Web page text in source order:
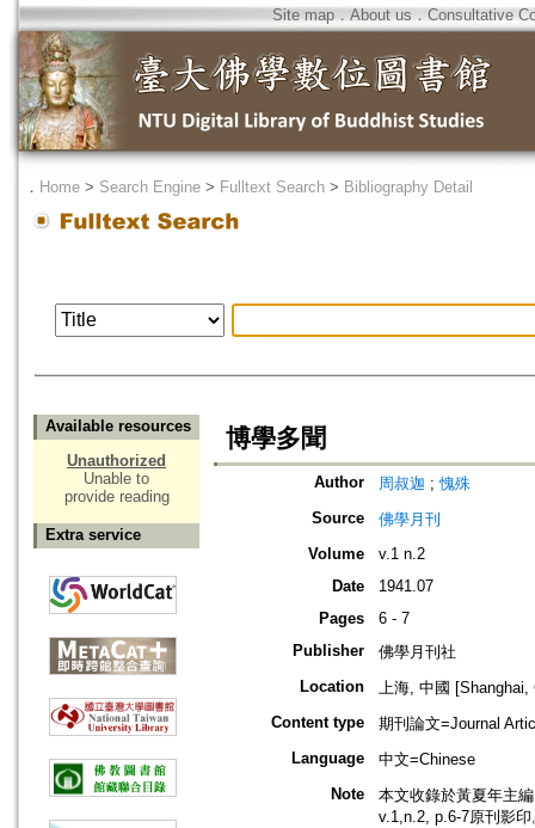
Site map．About us ． Consultative
． Home > Search Engine > Fulltext Search > Bibliography Detail
Available resources
Unauthorized
Unable to
provide reading
Extra service
博學多聞
Author 周叔迦 ;愧殊
Source
佛學月刊
Volume
v.1 n.2
Date
1941.07
Pages
6 - 7
Publisher
佛學月刊社
Location
上海, 中國 [Shanghai,
Content type
期刊論文=Journal
Language
中文=Chinese
Note
本文收錄於黃夏年主
v.1,n.2, p.6-7原刊影印